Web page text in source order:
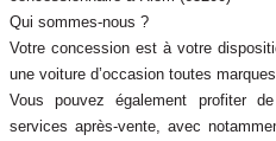
Qui sommes-nous ?
Votre concession est à votre
une voiture d’occasion toutes
Vous pouvez également profiter
services après-vente, avec